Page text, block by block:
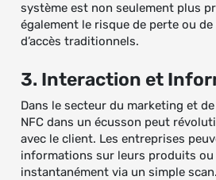
système est non seulement plus
également le risque de perte ou
d’accès traditionnels.
3. Interaction et
Dans le secteur du marketing et
NFC dans un écusson peut
avec le client. Les entreprises
informations sur leurs produits ou
instantanément via un simple